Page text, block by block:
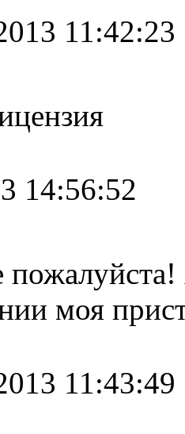
11:42:23
14:56:52
моя
11:43:49